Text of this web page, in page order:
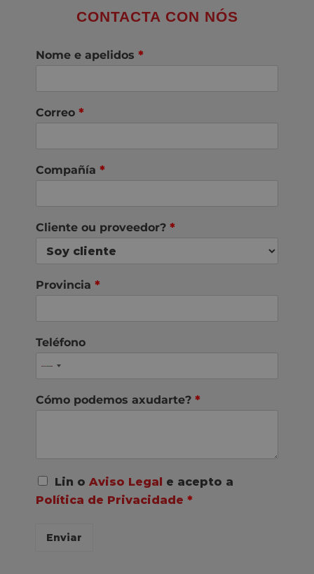
CONTACTA CON NÓS
Nome e apelidos *
Correo *
Compañía *
Cliente ou proveedor? *
Provincia *
Teléfono
Cómo podemos axudarte? *
A
c
o
Lin o Aviso Legal e acepto a
Política de Privacidade *
Enviar